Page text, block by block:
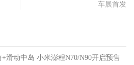
车展首发
滑动中岛 小米澎程N70/N90开启预售